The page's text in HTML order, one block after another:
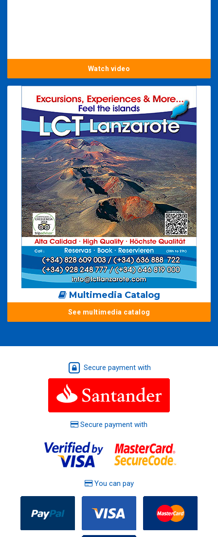
Watch video
Multimedia Catalog
See multimedia catalog
Secure payment with
Secure payment with
You can pay